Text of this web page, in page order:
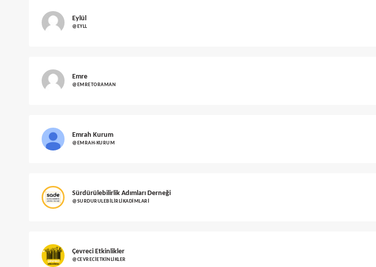
Eylül
@EYLL
Emre
@EMRETORAMAN
Emrah Kurum
@EMRAH-KURUM
Sürdürülebilirlik Adımları Derneği
@SURDURULEBILIRLIKADIMLARI
Çevreci Etkinlikler
@CEVRECIETKINLIKLER